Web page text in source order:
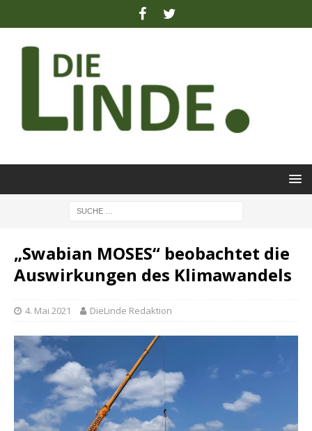
„Swabian MOSES“ beobachtet die
Auswirkungen des Klimawandels
4. Mai 2021 DieLinde Redaktion